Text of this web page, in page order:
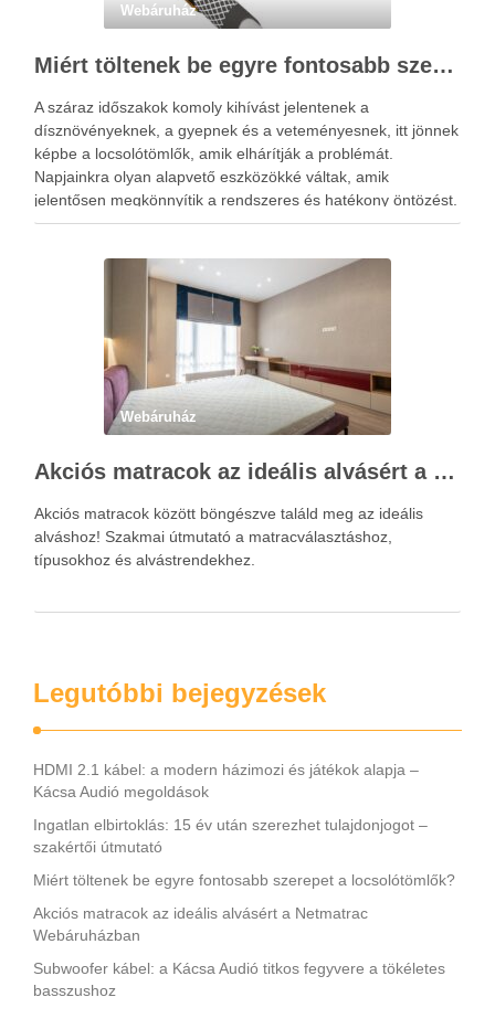
Webáruház
Miért töltenek be egyre fontosabb szerepet a locsolótömlők?
A száraz időszakok komoly kihívást jelentenek a
dísznövényeknek, a gyepnek és a veteményesnek, itt jönnek
képbe a locsolótömlők, amik elhárítják a problémát.
Napjainkra olyan alapvető eszközökké váltak, amik
jelentősen megkönnyítik a rendszeres és hatékony öntözést.
A megfelelő vízellátás nemcsak a növények fejlődésére van
Webáruház
Akciós matracok az ideális alvásért a Netmatrac Webáruházban
Akciós matracok között böngészve találd meg az ideális
alváshoz! Szakmai útmutató a matracválasztáshoz,
típusokhoz és alvástrendekhez.
Legutóbbi bejegyzések
HDMI 2.1 kábel: a modern házimozi és játékok alapja –
Kácsa Audió megoldások
Ingatlan elbirtoklás: 15 év után szerezhet tulajdonjogot –
szakértői útmutató
Miért töltenek be egyre fontosabb szerepet a locsolótömlők?
Akciós matracok az ideális alvásért a Netmatrac
Webáruházban
Subwoofer kábel: a Kácsa Audió titkos fegyvere a tökéletes
basszushoz